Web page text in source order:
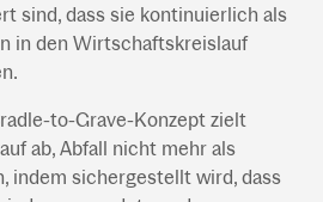
sind, dass sie kontinuierlich als
in den Wirtschaftskreislauf
to-Grave-Konzept zielt
ab, Abfall nicht mehr als
indem sichergestellt wird, dass